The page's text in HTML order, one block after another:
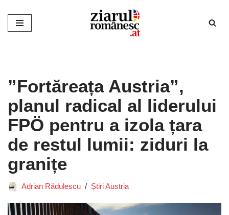
Sari
”Fortăreața Austria”,
planul radical al liderului
FPÖ pentru a izola țara
de restul lumii: ziduri la
granițe
Adrian Rădulescu Știri Austria